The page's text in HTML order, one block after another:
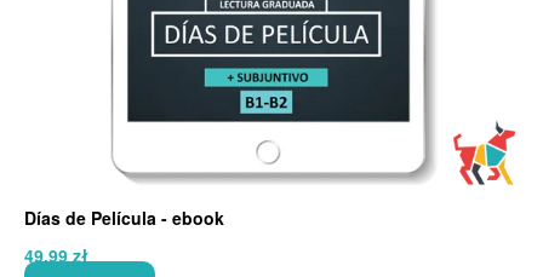
Días de Película - ebook
49,99zł